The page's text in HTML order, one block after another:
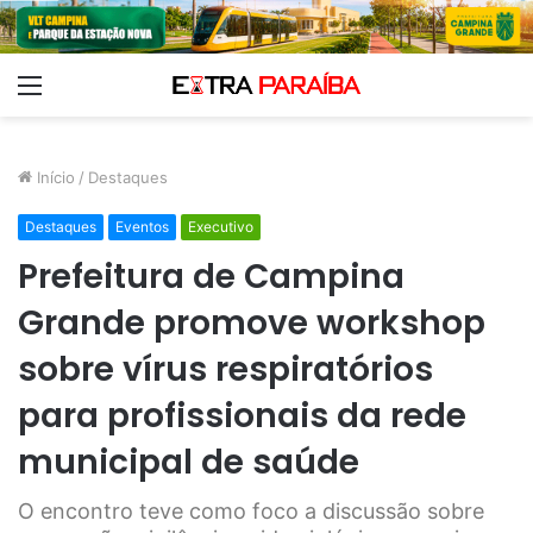
Início / Destaques
Destaques Eventos Executivo
Prefeitura de Campina
Grande promove workshop
sobre vírus respiratórios
para profissionais da rede
municipal de saúde
O encontro teve como foco a discussão sobre